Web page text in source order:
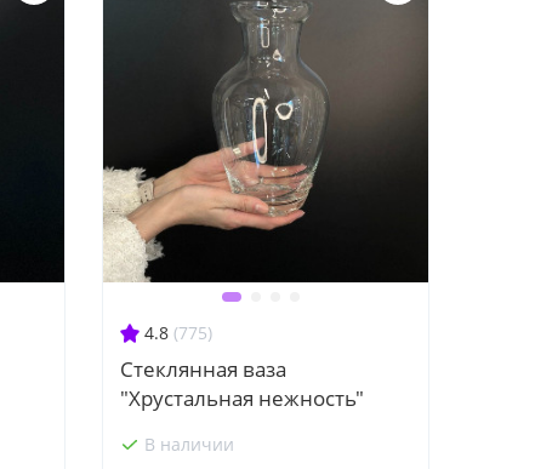
4.8 (775)
Стеклянная ваза
"Хрустальная нежность"
В наличии